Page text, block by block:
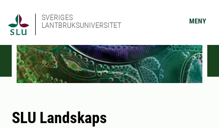
SVERIGES
LANTBRUKSUNIVERSITET
MENY
SLU Landskaps